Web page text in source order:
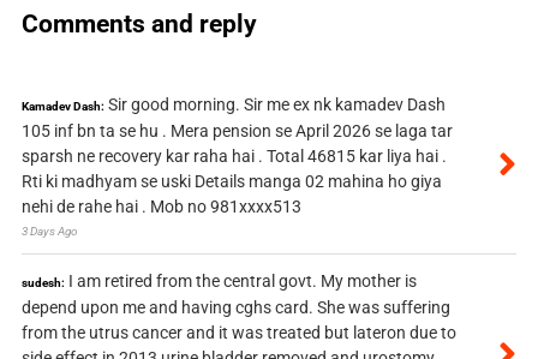
Comments and reply
Kamadev Dash: Sir good morning. Sir me ex nk kamadev Dash
105 inf bn ta se hu . Mera pension se April 2026 se laga tar
sparsh ne recovery kar raha hai . Total 46815 kar liya hai .
Rti ki madhyam se uski Details manga 02 mahina ho giya
nehi de rahe hai . Mob no 981xxxx513
3 Days Ago
sudesh: I am retired from the central govt. My mother is
depend upon me and having cghs card. She was suffering
from the utrus cancer and it was treated but lateron due to